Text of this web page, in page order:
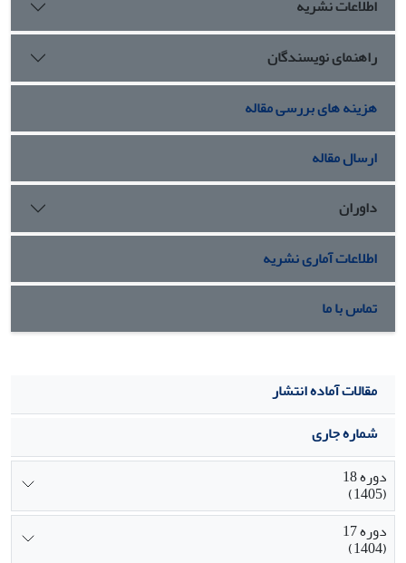
اطلاعات نشریه
راهنمای نویسندگان
هزینه های بررسی مقاله
ارسال مقاله
داوران
اطلاعات آماری نشریه
تماس با ما
مقالات آماده انتشار
شماره جاری
دوره 18
(1405)
دوره 17
(1404)